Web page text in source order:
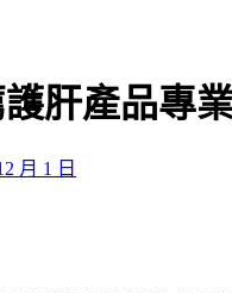
肝產品專
月 1 日